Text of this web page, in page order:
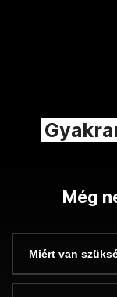
Még
Miért van